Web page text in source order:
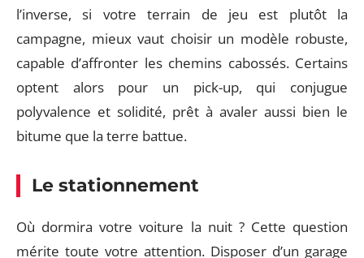
l’inverse, si votre terrain de jeu est plutôt la
campagne, mieux vaut choisir un modèle robuste,
capable d’affronter les chemins cabossés. Certains
optent alors pour un pick-up, qui conjugue
polyvalence et solidité, prêt à avaler aussi bien le
bitume que la terre battue.
Le stationnement
Où dormira votre voiture la nuit ? Cette question
mérite toute votre attention. Disposer d’un garage